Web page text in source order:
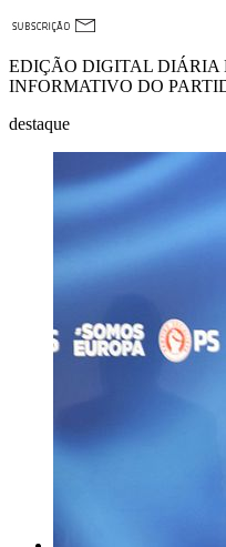
EDIÇÃO DIGITAL DIÁRIA
INFORMATIVO DO
destaque